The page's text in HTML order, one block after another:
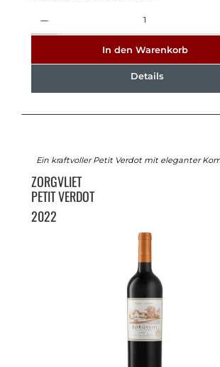
In den Warenkorb
Details
Ein kraftvoller Petit Verdot mit eleganter
ZORGVLIET
PETIT VERDOT
2022